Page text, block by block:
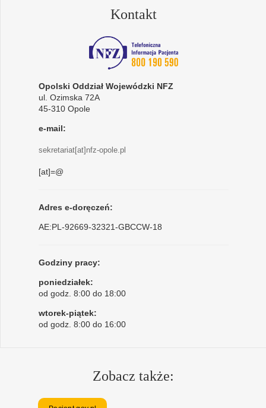
Kontakt
Opolski Oddział Wojewódzki NFZ
ul. Ozimska 72A
45-310 Opole
e-mail:
sekretariat[at]nfz-opole.pl
[at]=@
Adres e-doręczeń:
AE:PL-92669-32321-GBCCW-18
Godziny pracy:
poniedziałek:
od godz. 8:00 do 18:00
wtorek-piątek:
od godz. 8:00 do 16:00
Zobacz także: